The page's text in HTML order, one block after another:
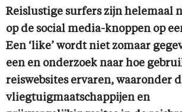
Reislustige surfers zijn helemaal
op de social media-knoppen op
Een ‘like’ wordt niet zomaar
een en onderzoek naar hoe
reiswebsites ervaren, waaronder
vliegtuigmaatschappijen en